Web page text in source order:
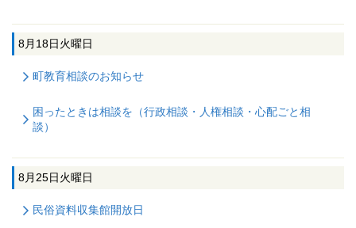
8月18日火曜日
町教育相談のお知らせ
困ったときは相談を（行政相談・人権相談・心配ごと相
談）
8月25日火曜日
民俗資料収集館開放日